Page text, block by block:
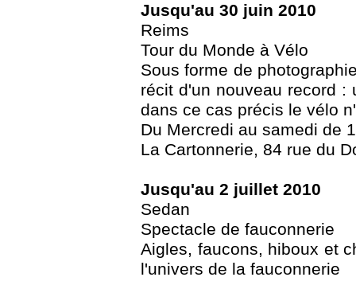
Jusqu'au 30 juin 2010
Reims
Tour du Monde à Vélo
Sous forme de
récit d'un nouveau record :
dans ce cas précis le vélo
Du Mercredi au samedi de
La Cartonnerie, 84 rue du
Jusqu'au 2 juillet 2010
Sedan
Spectacle de fauconnerie
Aigles, faucons, hiboux et
l'univers de la fauconnerie